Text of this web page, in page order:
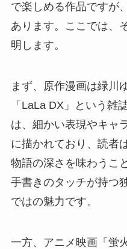
で楽しめる作品ですが
あります。ここでは、
明します。
まず、原作漫画は緑川
「LaLa DX」という雑
は、細かい表現やキャ
に描かれており、読者
物語の深さを味わうこ
手書きのタッチが持つ
ではの魅力です。
一方、アニメ映画「蛍